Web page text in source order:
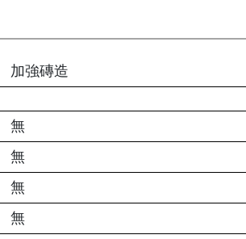
加強磚造
無
無
無
無